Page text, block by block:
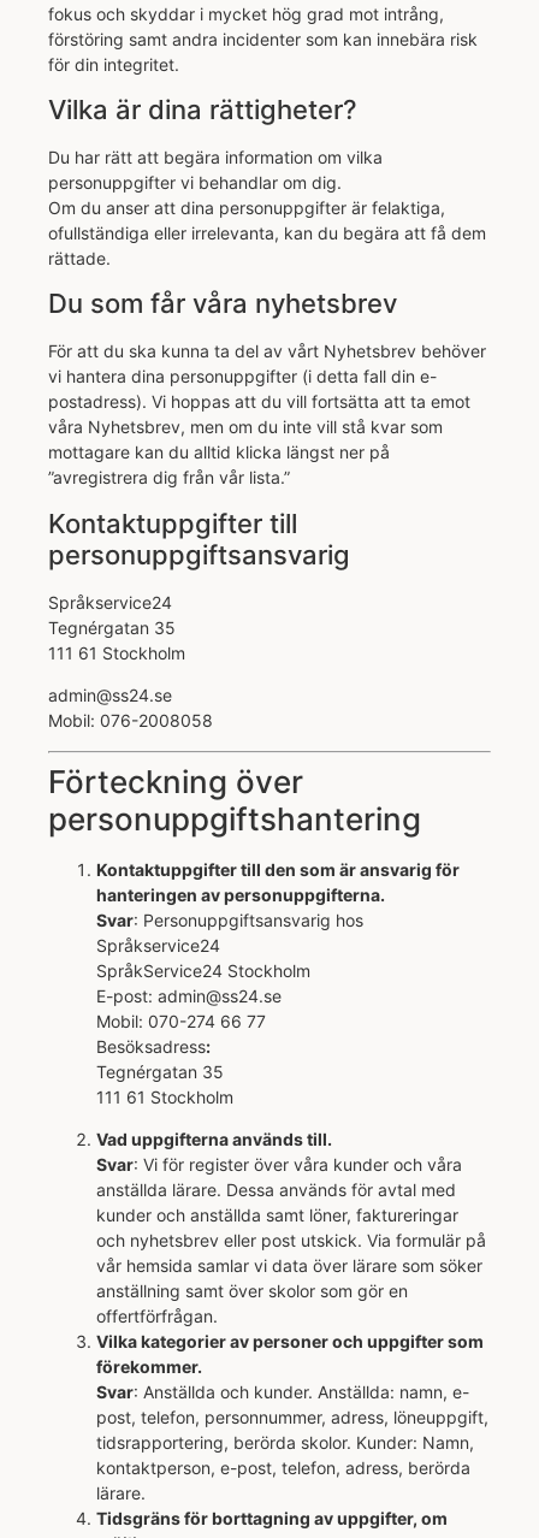
fokus och skyddar i mycket hög grad mot intrång,
förstöring samt andra incidenter som kan innebära risk
för din integritet.
Vilka är dina rättigheter?
Du har rätt att begära information om vilka
personuppgifter vi behandlar om dig.
Om du anser att dina personuppgifter är felaktiga,
ofullständiga eller irrelevanta, kan du begära att få dem
rättade.
Du som får våra nyhetsbrev
För att du ska kunna ta del av vårt Nyhetsbrev behöver
vi hantera dina personuppgifter (i detta fall din e-
postadress). Vi hoppas att du vill fortsätta att ta emot
våra Nyhetsbrev, men om du inte vill stå kvar som
mottagare kan du alltid klicka längst ner på
”avregistrera dig från vår lista.”
Kontaktuppgifter till
personuppgiftsansvarig
Språkservice24
Tegnérgatan 35
111 61 Stockholm
admin@ss24.se
Mobil: 076-2008058
Förteckning över
personuppgiftshantering
Kontaktuppgifter till den som är ansvarig för
hanteringen av personuppgifterna.
Svar: Personuppgiftsansvarig hos
Språkservice24
SpråkService24 Stockholm
E-post: admin@ss24.se
Mobil: 070-274 66 77
Besöksadress:
Tegnérgatan 35
111 61 Stockholm
Vad uppgifterna används till.
Svar: Vi för register över våra kunder och våra
anställda lärare. Dessa används för avtal med
kunder och anställda samt löner, faktureringar
och nyhetsbrev eller post utskick. Via formulär på
vår hemsida samlar vi data över lärare som söker
anställning samt över skolor som gör en
offertförfrågan.
Vilka kategorier av personer och uppgifter som
förekommer.
Svar: Anställda och kunder. Anställda: namn, e-
post, telefon, personnummer, adress, löneuppgift,
tidsrapportering, berörda skolor. Kunder: Namn,
kontaktperson, e-post, telefon, adress, berörda
lärare.
Tidsgräns för borttagning av uppgifter, om